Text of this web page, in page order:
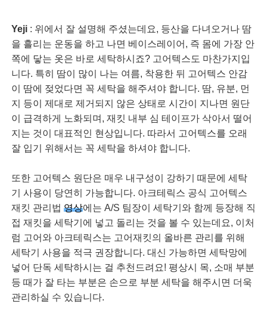
Yeji: 위에서 잘 설명해 주셨는데요, 등산을 다녀오거나 땀
을 흘리는 운동을 하고 나면 베이스레이어, 즉 몸에 가장 안
쪽에 닿는 옷은 바로 세탁하시죠? 고어텍스도 마찬가지입
니다. 특히 땀이 많이 나는 여름, 착용한 뒤 고어텍스 안감
이 땀에 젖었다면 꼭 세탁을 해주셔야 합니다. 땀, 유분, 먼
지 등이 제대로 제거되지 않은 상태로 시간이 지나면 원단
이 급격하게 노화되며, 재킷 내부 심 테이프가 삭아서 떨어
지는 것이 대표적인 현상입니다. 따라서 고어텍스를 오래
잘 입기 위해서는 꼭 세탁을 하셔야 합니다.
또한 고어텍스 원단은 매우 내구성이 강하기 때문에 세탁
기 사용이 당연히 가능합니다. 아크테릭스 공식 고어텍스
재킷 관리법 영상에는 A/S 팀장이 세탁기와 함께 등장해 직
접 재킷을 세탁기에 넣고 돌리는 것을 볼 수 있는데요, 이처
럼 고어와 아크테릭스는 고어재킷의 올바른 관리를 위해
세탁기 사용을 적극 권장합니다. 대신 가능하면 세탁망에
넣어 단독 세탁하시는 걸 추천드려요! 평상시 목, 소매 부분
등 때가 잘 타는 부분은 손으로 부분 세탁을 해주시면 더욱
관리하실 수 있습니다.